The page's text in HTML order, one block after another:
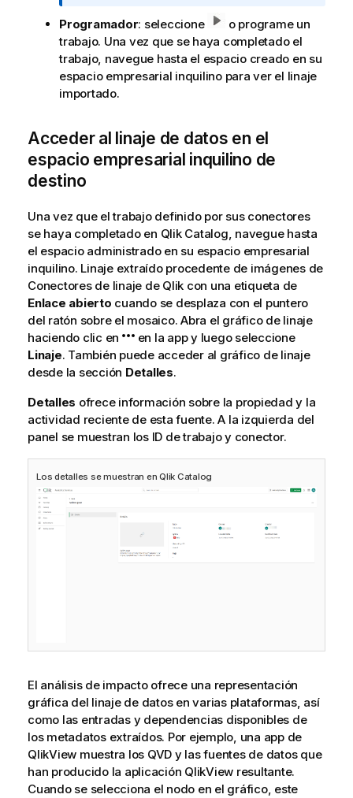
o
r
m
a
t
a
Programador: seleccione
o programe un
trabajo. Una vez que se haya completado el
trabajo, navegue hasta el espacio creado en su
espacio empresarial inquilino para ver el linaje
importado.
Acceder al linaje de datos en el
espacio empresarial inquilino de
destino
Una vez que el trabajo definido por sus conectores
se haya completado en Qlik Catalog, navegue hasta
el espacio administrado en su espacio empresarial
inquilino. Linaje extraído procedente de imágenes de
Conectores de linaje de Qlik con una etiqueta de
Enlace abierto cuando se desplaza con el puntero
del ratón sobre el mosaico. Abra el gráfico de linaje
haciendo clic en
en la appy luego seleccione
Linaje. También puede acceder al gráfico de linaje
desde la sección Detalles.
Detalles ofrece información sobre la propiedad y la
actividad reciente de esta fuente. A la izquierda del
panel se muestran los ID de trabajo y conector.
Los detalles se muestran en Qlik Catalog
El análisis de impactoofrece una representación
gráfica del linaje de datos en varias plataformas, así
como las entradas y dependencias disponibles de
los metadatos extraídos. Por ejemplo, una app de
QlikView muestra los QVD y las fuentes de datos que
han producido la aplicación QlikView resultante.
Cuando se selecciona el nodo en el gráfico, este